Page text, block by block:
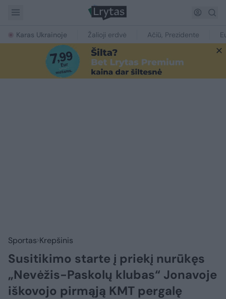
Karas Ukrainoje Žalioji erdvė Ačiū, Prezidente
Sportas Krepšinis
Susitikimo starte į priekį nurūkęs
„Nevėžis-Paskolų klubas“ Jonavoje
iškovojo pirmąją KMT pergalę